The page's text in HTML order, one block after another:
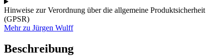
Hinweise zur Verordnung über die allgemeine Produktsicherheit
(GPSR)
Mehr zu Jürgen Wulff
Beschreibung